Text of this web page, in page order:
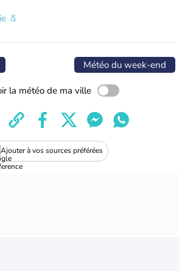
Météo du week-end
la météo de ma ville
Ajouter à vos sources préférées